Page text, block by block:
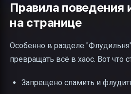
Правила поведения
на странице
Особенно в разделе
превращать всё в хаос. Вот что
Запрещено спамить и